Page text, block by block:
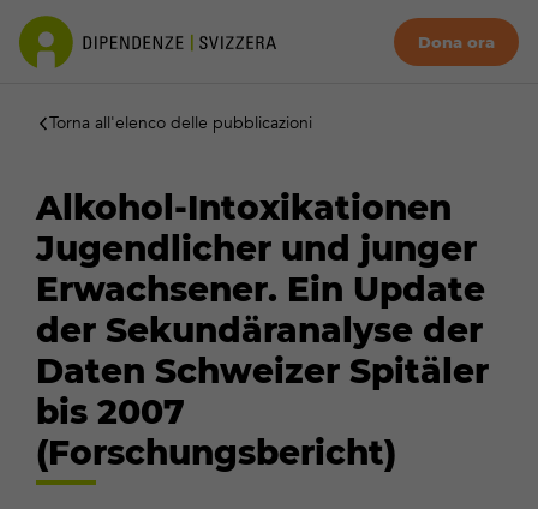
Dona ora
Torna all'elenco delle pubblicazioni
Alkohol-Intoxikationen
Jugendlicher und junger
Erwachsener. Ein Update
der Sekundäranalyse der
Daten Schweizer Spitäler
bis 2007
(Forschungsbericht)